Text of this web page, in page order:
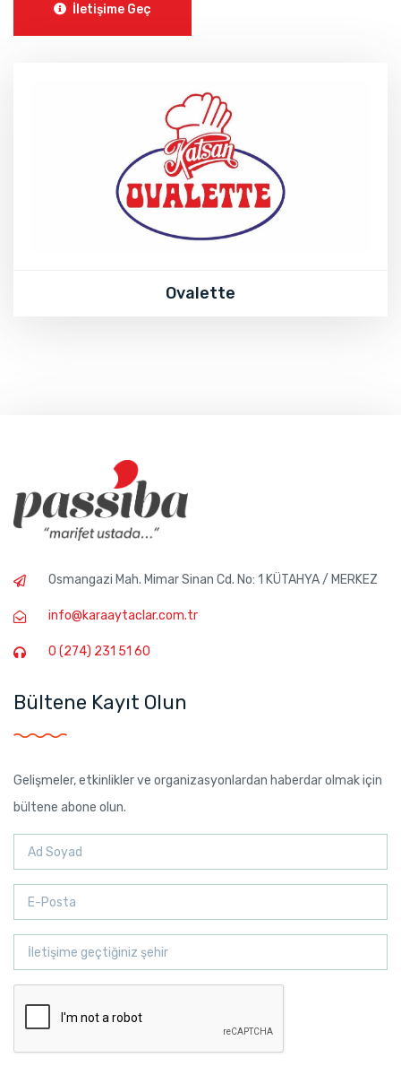
İletişime Geç
Ovalette
Osmangazi Mah. Mimar Sinan Cd. No: 1 KÜTAHYA / MERKEZ
info@karaaytaclar.com.tr
0 (274) 231 51 60
Bültene Kayıt Olun
Gelişmeler, etkinlikler ve organizasyonlardan haberdar olmak için
bültene abone olun.